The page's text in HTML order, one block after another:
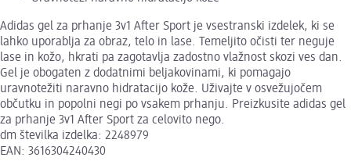
Adidas gel za prhanje 3v1 After Sport je vsestranski izdelek, ki se
lahko uporablja za obraz, telo in lase. Temeljito očisti ter neguje
lase in kožo, hkrati pa zagotavlja zadostno vlažnost skozi ves dan.
Gel je obogaten z dodatnimi beljakovinami, ki pomagajo
uravnotežiti naravno hidratacijo kože. Uživajte v osvežujočem
občutku in popolni negi po vsakem prhanju. Preizkusite adidas gel
za prhanje 3v1 After Sport za celovito nego.
dm številka izdelka: 2248979
EAN: 3616304240430